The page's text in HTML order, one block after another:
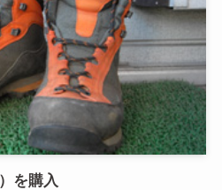
を購入